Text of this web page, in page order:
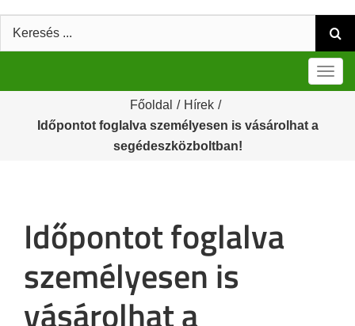
Keresés:
Főoldal / Hírek /
Időpontot foglalva személyesen is vásárolhat a
segédeszközboltban!
Időpontot foglalva
személyesen is
vásárolhat a